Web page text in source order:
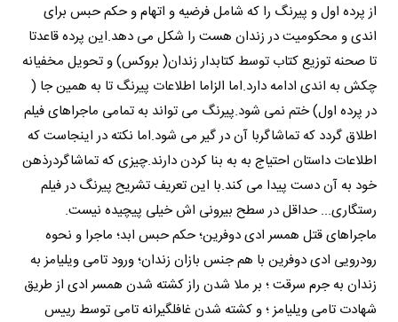
از پرده اول و پیرنگ را که شامل فرضیه و اتهام و حکم حبس برای
اندی و محکومیت در زندان هست را شکل می دهد.این پرده قاعدتا
تا صحنه توزیع کتاب توسط کتابدار زندان( بروکس) و تحویل مخفیانه
چکش به اندی ادامه دارد.اما الزاما اطلاعات پیرنگ تا به همین جا (
در پرده اول) ختم نمی شود.پیرنگ می تواند به تمامی ماجراهای فیلم
اطلاق گردد که تماشاگربا آن در گیر می شود.اما نکته در اینجاست که
اطلاعات داستان احتیاج به به بنا کردن دارند.چیزی که تماشاگردرذهن
خود به آن دست پیدا می کند.با این تعریف تشریح پیرنگ در فیلم
رستگاری... حداقل در سطح بیرونی اش خیلی پیچیده نیست.
ماجراهای قتل همسر ادی دوفرین؛ حکم حبس ابد؛ ماجرا و نحوه
رودرویی ادی دوفرین با هم جنس بازان زندان؛ ورود تامی ویلیامز به
زندان به جرم سرقت ؛ بر ملا شدن راز کشته شدن همسر ادی از طریق
شهادت تامی ویلیامز ؛ و کشته شدن غافلگیرانه تامی توسط رییس